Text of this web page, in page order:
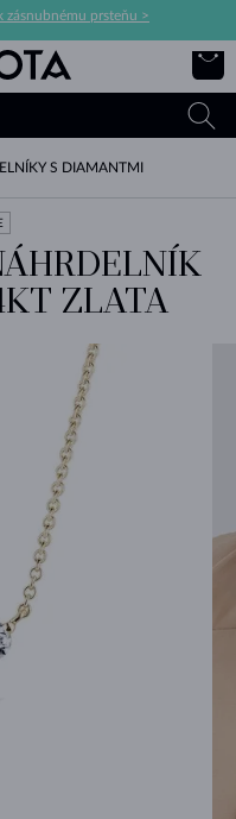
zásnubnému prsteňu >
S DIAMANTMI
ZLATA